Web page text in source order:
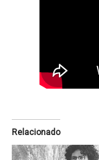
Relacionado